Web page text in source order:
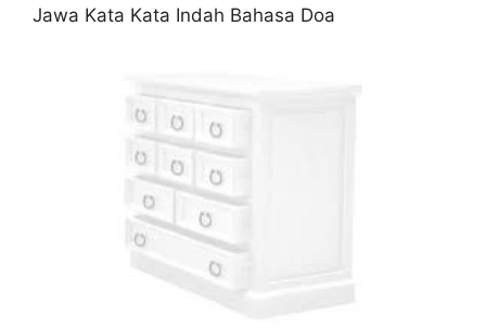
Jawa Kata Kata Indah Bahasa Doa